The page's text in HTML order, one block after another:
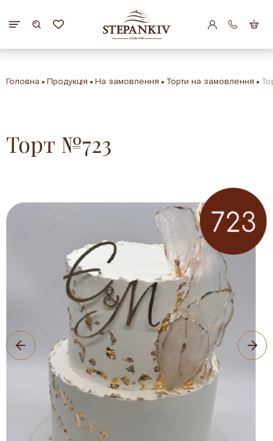
Головна Продукція На замовлення Торти на замовлення
Торт №723